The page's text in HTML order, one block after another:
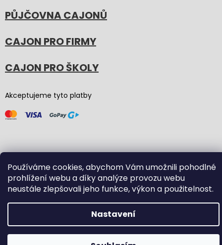
Používáme cookies, abychom Vám umožnili pohodlné
prohlížení webu a díky analýze provozu webu
neustále zlepšovali jeho funkce, výkon a použitelnost.
Nastavení
PŮJČOVNA CAJONŮ
CAJON PRO FIRMY
CAJON PRO ŠKOLY
Akceptujeme tyto platby
Vytvořil Shoptet(Graphic revision byBōjka Studio,
code byVeronika.works)
Upravit nastavení cookies